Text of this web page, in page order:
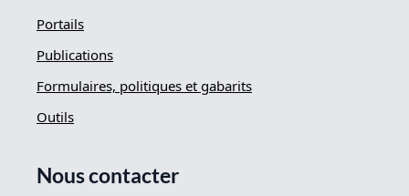
Portails
Publications
Formulaires, politiques et gabarits
Outils
Nous contacter